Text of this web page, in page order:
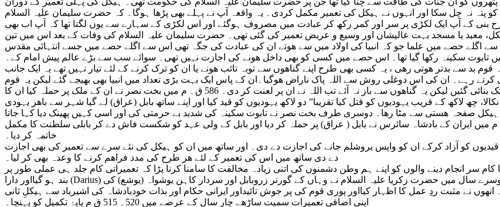
نہ چل سکا اور انہوں نے ہیکل کی تعمیر مکمل کردی۔ یہ واقعہ آپ نے پہلے بھی پڑھا ہوگا۔ کہ حضرت سلیمان علیہ السلام
کے آپ ایک لکڑی پر سر اور کمر رکھ کر عبادت میں مصروف ہوگئے اور اس لکڑی کے سہارے سے یوں لگتا تھا کہ آپ اب بھی
معبد یا مسجد بہت عالیشان اور وسیع و عریض تعمیر کی گئی تھی۔ حضرت سلیمان علیہ السلام کی وفات کے بعد اس میں تین
اگلے حصے میں علما جو کہ انبیا کی اولاد میں سے ھوتے ان کی عبادت کی جگہ تھی اس سے اگلے حصے میں جسے انتہائی مقدس
تابوت سکینہ رکھا گیا تھا۔ اس حصے میں کسی کو بھی داخل ھونے کی اجازت نہیں تھی۔ سوائے سب سے بڑے عالم پیش امام کے۔
بد سے بدتر ھوتی رھی ، یہ کسی بھی طرح اپنے گناھوں سے توبہ تائب ھونے یا ان کو ترک کرنے کے لئے تیار نہیں تھے یہ ایک جانب
رہے۔ ان کی اس دوغلی روش سے اللہ پاک ناراض ھوگیا۔ان کے پاس ایک بہت بڑی تعداد میں انبیا بھی بھیجے گئے لیکن یہ قوم
سدھرنے کو تیار نہ تھی حتی کہ ان کی شکلیں تبدیل کرکے بندر اور سؤر تک بنائی گئیں لیکن یہ گناھوں سے باز نہ آئے تب اللہ نے ان پر لعنت کر دی۔ 586 ق۔ م میں بخت نصر نے ان کے ملک پر حملہ کیا ان کا
چھ لاکھ کے قریب یہودیوں کو قتل کیا تقریبا” دو لاکھ یہودیوں کو قید کیا اور اپنے ساتھ بابل (عراق) لے گیا شہر سے باھر یہودی
بستی تعمیر کی جس کا نام تل ابیب رکھا گیا۔ 70 سال تک ہیکل صفحہ ھستی سے مٹا رھا۔ دوسری طرف بخت نصر نے تابوت سکینہ کی شدید بے حرمتی کی اور اسی کہیں پھینک دیا کہا جاتا
حرکت کا عذاب اسے اس کے ملک کو اس طرح ملا کہ سن 539 ق۔ م میں ایران کے بادشاہ سائرس نے بابل ( عراق) پر حملہ کر دیا اور بابل کے ولی عہد کو شکست فاش دے کر بابلی سلطنت کا مکمل
خاتمہ کر دیا۔
کو آزاد کرکے ان کو واپس یروشلم جانے کی اجازت دے دی۔ اور ساتھ میں ان کو ہیکل کی نئے سرے سے تعمیر کی بھی اجازت
دے دی ساتھ میں اس کی تعمیر کے لئے ھر طرح کی مدد فراھم کرنے کا وعدہ بھی کر لیا۔
ہوئی۔لیکن تعمیر کا کام سر انجام دینے والوں کو اپنے ہم وطن دشمنوں کی اتنی زیادہ مخالفت کا سامنا کرنا پڑا کہ تعمیراتی کام جلد ہی عملی طور پر
بند ہو گیااور دارا (Darius) اوّل کے دورِ حکومت تک مداخلت ہی کا شکار رہا۔ اُس کی حکمرانی کے دوسرے سال میں حضرت زکریا علیہ السلام نے وہاں کے گورنر زروبابل اور سردار کاہن یوشواہ (یوشع) کی
نے مثبت ردِ عمل کا اظہار کیااور پوری قوم کی پر جوش تائیداور ایرانی حکام اور بذات خودبادشاہ کی اشیرباد سے ہیکلِ ثانی
اپنی اضافی تعمیرات سمیت ساڑھے چار سال کے عرصے میں 520۔ 515 ق م پایۂ تکمیل کو پہنچا۔